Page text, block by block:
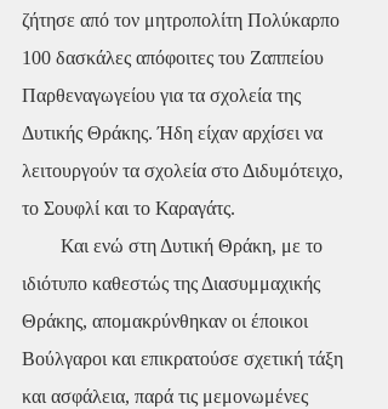
ζήτησε από τον μητροπολίτη Πολύκαρπο
100 δασκάλες απόφοιτες του Ζαππείου
Παρθεναγωγείου για τα σχολεία της
Δυτικής Θράκης. Ήδη είχαν αρχίσει να
λειτουργούν τα σχολεία στο Διδυμότειχο,
το Σουφλί και το Καραγάτς.
ιδιότυπο καθεστώς της Διασυμμαχικής
Θράκης, απομακρύνθηκαν οι έποικοι
Βούλγαροι και επικρατούσε σχετική τάξη
και ασφάλεια, παρά τις μεμονωμένες